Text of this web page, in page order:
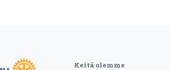
Keitä olemme